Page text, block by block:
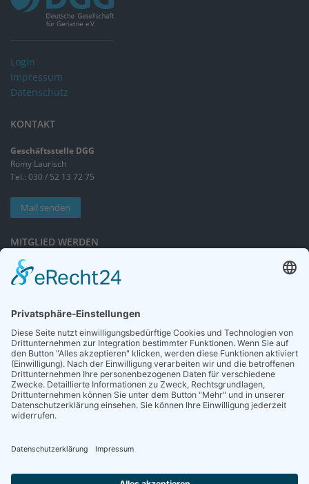
Login
Impressum
Datenschutz
KONTAKT
Geschäftsstelle DGG
Romy Laurisch
Tel.: 030 / 52 13 72 75
Mail senden
MITGLIED WERDEN
Sieben gute Gründe
für Ihre Mitgliedschaft
NEWSLETTER
Neuigkeiten rund um die Geriatrie und die DGG – regelmäßig in Ihrem
Postfach.